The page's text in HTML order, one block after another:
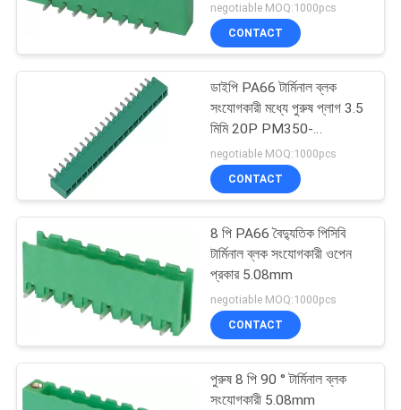
ম্যাপ
POLICY
negotiable MOQ:1000pcs
CONTACT
ডাইপি PA66 টার্মিনাল ব্লক
সংযোগকারী মধ্যে পুরুষ প্লাগ 3.5
মিমি 20P PM350-
1SXXASM1
negotiable MOQ:1000pcs
CONTACT
8 পি PA66 বৈদ্যুতিক পিসিবি
টার্মিনাল ব্লক সংযোগকারী ওপেন
প্রকার 5.08mm
negotiable MOQ:1000pcs
CONTACT
পুরুষ 8 পি 90 ° টার্মিনাল ব্লক
সংযোগকারী 5.08mm